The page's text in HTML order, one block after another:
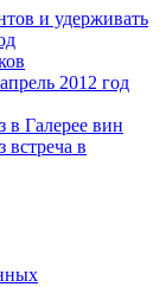
и удерживать
2012 год
в Галерее вин
в